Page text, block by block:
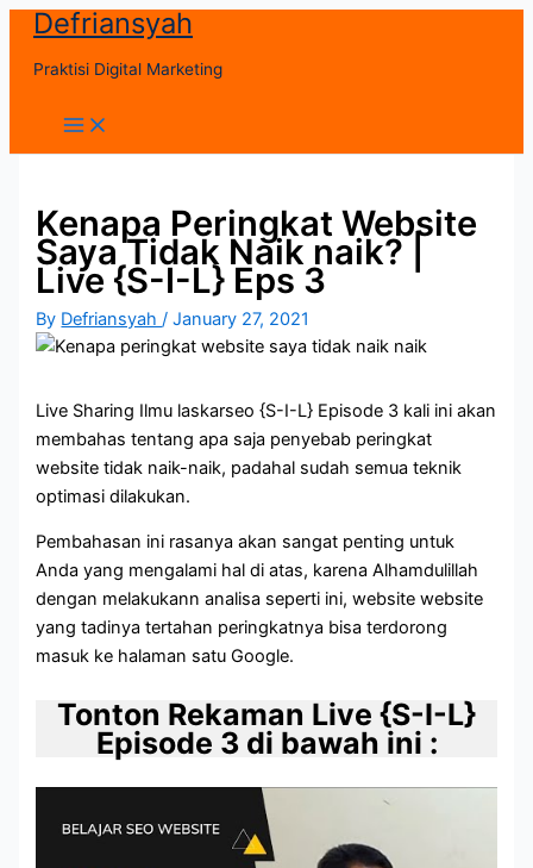
Skip
content
Defriansyah
Praktisi Digital Marketing
Main
Menu
Kenapa Peringkat Website
Saya Tidak Naik naik? |
Live {S-I-L} Eps 3
By Defriansyah/January 27, 2021
Live Sharing Ilmu laskarseo {S-I-L} Episode 3 kali ini akan
membahas tentang apa saja penyebab peringkat
website tidak naik-naik, padahal sudah semua teknik
optimasi dilakukan.
Pembahasan ini rasanya akan sangat penting untuk
Anda yang mengalami hal di atas, karena Alhamdulillah
dengan melakukann analisa seperti ini, website website
yang tadinya tertahan peringkatnya bisa terdorong
masuk ke halaman satu Google.
Tonton Rekaman Live {S-I-L}
Episode 3 di bawah ini :